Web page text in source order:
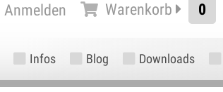
Anmelden Warenkorb 0
Infos Blog Downloads